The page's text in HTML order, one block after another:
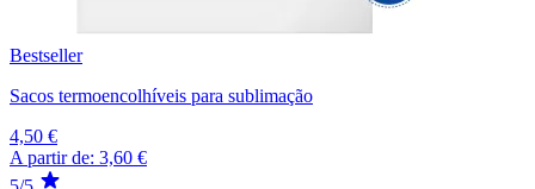
Bestseller
Sacos termoencolhíveis para sublimação
4,50 €
A partir de: 3,60 €